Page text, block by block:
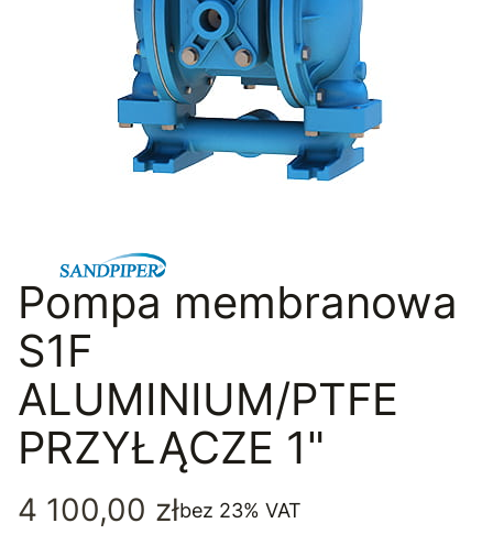
Pompa membranowa
S1F
ALUMINIUM/PTFE
PRZYŁĄCZE 1"
Cena
4 100,00 złbez 23% VAT